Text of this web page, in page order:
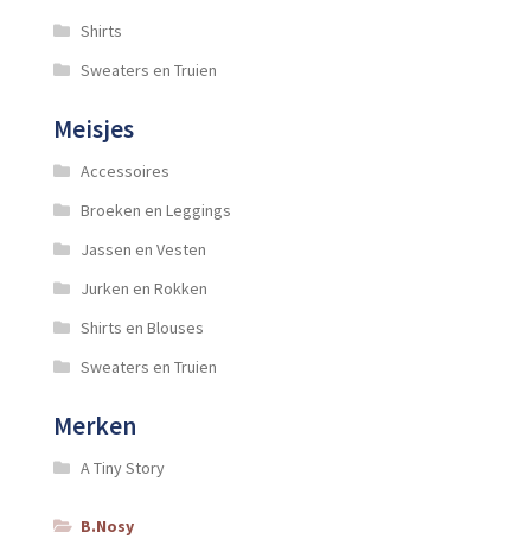
Shirts
Sweaters en Truien
Meisjes
Accessoires
Broeken en Leggings
Jassen en Vesten
Jurken en Rokken
Shirts en Blouses
Sweaters en Truien
Merken
A Tiny Story
B.Nosy